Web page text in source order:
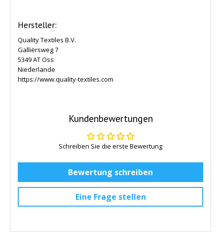
Hersteller:
Quality Textiles B.V.
Galliërsweg 7
5349 AT Oss
Niederlande
https://www.quality-textiles.com
Kundenbewertungen
Schreiben Sie die erste Bewertung
Bewertung schreiben
Eine Frage stellen